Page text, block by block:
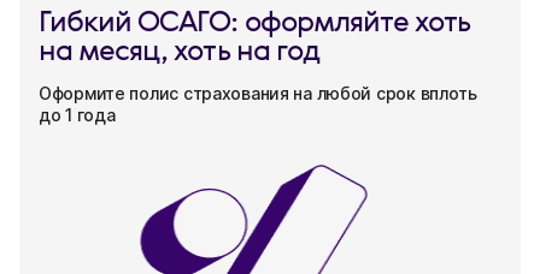
Гибкий ОСАГО: оформляйте хоть
на месяц, хоть на год
Оформите полис страхования на любой срок вплоть
до 1 года